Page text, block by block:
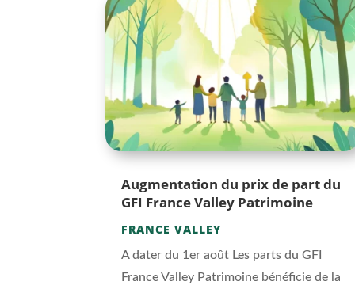
Augmentation du prix de part du
GFI France Valley Patrimoine
FRANCE VALLEY
A dater du 1er août Les parts du GFI
France Valley Patrimoine bénéficie de la